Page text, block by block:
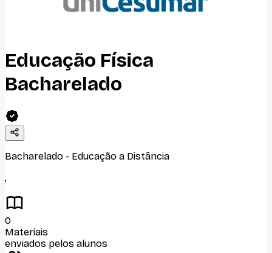
Educação Física
Bacharelado
Bacharelado - Educação a Distância
,
0
Materiais
enviados pelos alunos